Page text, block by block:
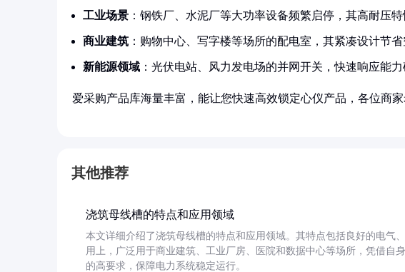
工业场景 ：钢铁厂、水泥厂等大功率设备频繁启停，其高耐压
商业建筑 ：购物中心、写字楼等场所的配电室，其紧凑设计节
新能源领域 ：光伏电站、风力发电场的并网开关，快速响应能
爱采购产品库海量丰富，能让您快速高效锁定心仪产品，各位商
其他推荐
浇筑母线槽的特点和应用领域
本文详细介绍了浇筑母线槽的特点和应用领域。其特点包括良好的电气
用上，广泛用于商业建筑、工业厂房、医院和数据中心等场所，凭借自
的高要求，保障电力系统稳定运行。